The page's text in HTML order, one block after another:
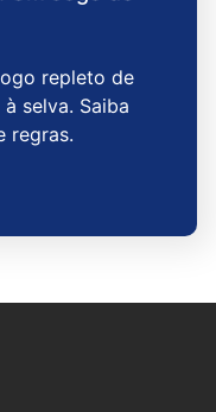
repleto de
selva. Saiba
regras.